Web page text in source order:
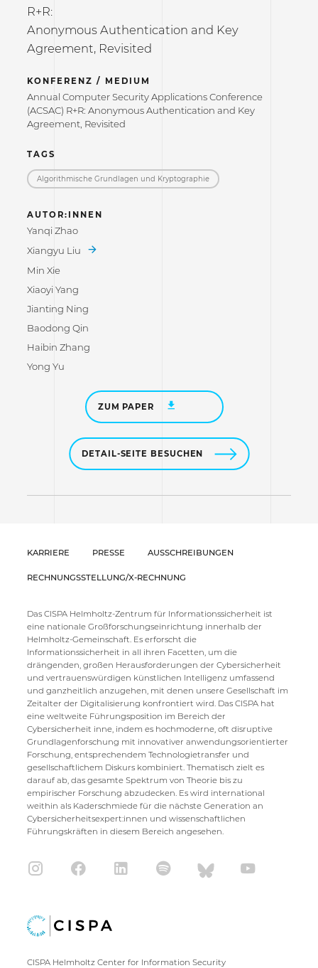
R+R:
Anonymous Authentication and Key
Agreement, Revisited
KONFERENZ / MEDIUM
Annual Computer Security Applications Conference
(ACSAC) R+R: Anonymous Authentication and Key
Agreement, Revisited
TAGS
Algorithmische Grundlagen und Kryptographie
AUTOR:INNEN
Yanqi Zhao
Xiangyu Liu
Min Xie
Xiaoyi Yang
Jianting Ning
Baodong Qin
Haibin Zhang
Yong Yu
ZUM PAPER
DETAIL-SEITE BESUCHEN
KARRIERE PRESSE AUSSCHREIBUNGEN
RECHNUNGSSTELLUNG/X-RECHNUNG
Das CISPA Helmholtz-Zentrum für Informationssicherheit ist
eine nationale Großforschungseinrichtung innerhalb der
Helmholtz-Gemeinschaft. Es erforscht die
Informationssicherheit in all ihren Facetten, um die
drängenden, großen Herausforderungen der Cybersicherheit
und vertrauenswürdigen künstlichen Intelligenz umfassend
und ganzheitlich anzugehen, mit denen unsere Gesellschaft im
Zeitalter der Digitalisierung konfrontiert wird. Das CISPA hat
eine weltweite Führungsposition im Bereich der
Cybersicherheit inne, indem es hochmoderne, oft disruptive
Grundlagenforschung mit innovativer anwendungsorientierter
Forschung, entsprechendem Technologietransfer und
gesellschaftlichem Diskurs kombiniert. Thematisch zielt es
darauf ab, das gesamte Spektrum von Theorie bis zu
empirischer Forschung abzudecken. Es wird international
weithin als Kaderschmiede für die nächste Generation an
Cybersicherheitsexpert:innen und wissenschaftlichen
Führungskräften in diesem Bereich angesehen.
CISPA Helmholtz Center for Information Security